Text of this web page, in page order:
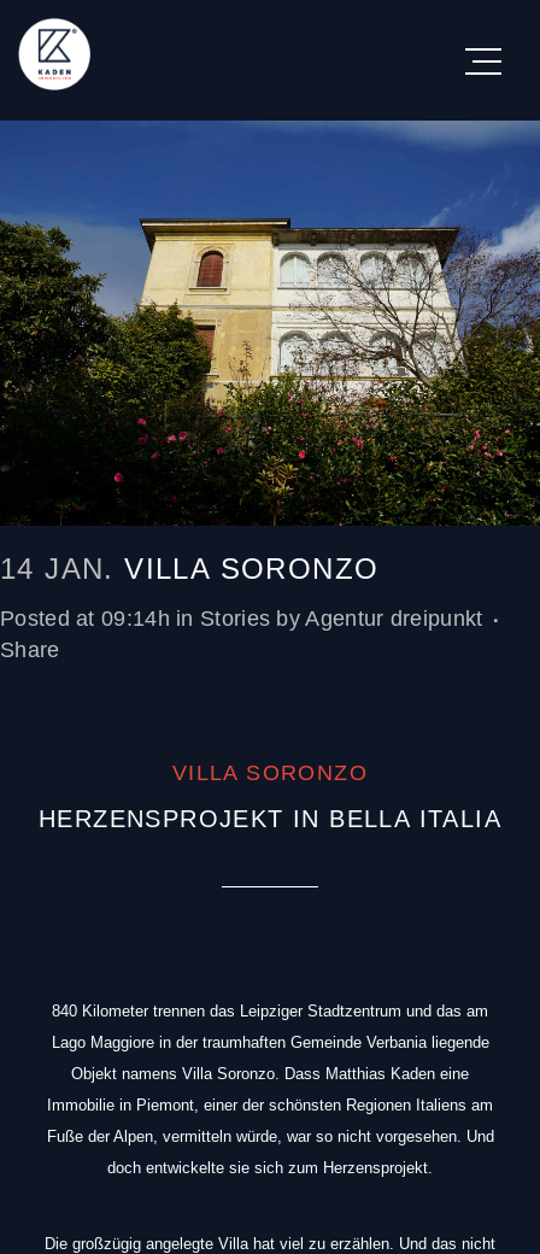
14 JAN. VILLA SORONZO
Posted at 09:14h in Stories byAgentur dreipunkt
Share
VILLA SORONZO
HERZENSPROJEKT IN BELLA ITALIA
840 Kilometer trennen das Leipziger Stadtzentrum und das am
Lago Maggiore in der traumhaften Gemeinde Verbania liegende
Objekt namens Villa Soronzo. Dass Matthias Kaden eine
Immobilie in Piemont, einer der schönsten Regionen Italiens am
Fuße der Alpen, vermitteln würde, war so nicht vorgesehen. Und
doch entwickelte sie sich zum Herzensprojekt.
Die großzügig angelegte Villa hat viel zu erzählen. Und das nicht